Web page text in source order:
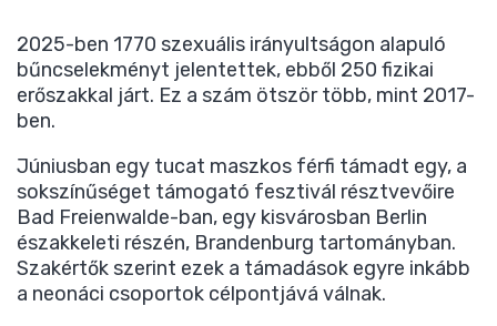
2025-ben 1770 szexuális irányultságon alapuló
bűncselekményt jelentettek, ebből 250 fizikai
erőszakkal járt. Ez a szám ötször több, mint 2017-
ben.
Júniusban egy tucat maszkos férfi támadt egy, a
sokszínűséget támogató fesztivál résztvevőire
Bad Freienwalde-ban, egy kisvárosban Berlin
északkeleti részén, Brandenburg tartományban.
Szakértők szerint ezek a támadások egyre inkább
a neonáci csoportok célpontjává válnak.